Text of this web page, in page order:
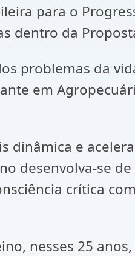
para o
dentro da
problemas da
em
e
desenvolva-se
crítica
nesses 25